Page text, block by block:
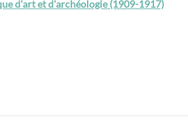
d'art et d'archéologie (1909-1917)